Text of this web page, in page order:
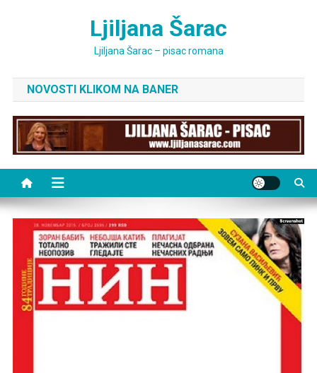
Ljiljana Šarac
Ljiljana Šarac – pisac romana
NOVOSTI KLIKOM NA BANER